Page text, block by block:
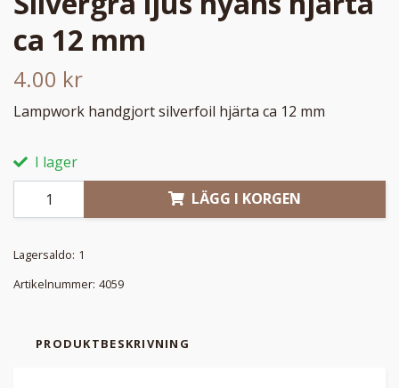
ca 12 mm
4.00 kr
Lampwork handgjort silverfoil hjärta ca 12 mm
I lager
LÄGG I KORGEN
Lagersaldo: 1
Artikelnummer: 4059
PRODUKTBESKRIVNING